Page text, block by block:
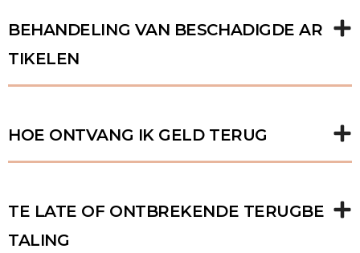
BEHANDELING VAN BESCHADIGDE AR
TIKELEN
HOE ONTVANG IK GELD TERUG
TE LATE OF ONTBREKENDE TERUGBE
TALING